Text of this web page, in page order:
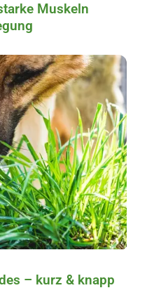
Muskeln
– kurz & knapp